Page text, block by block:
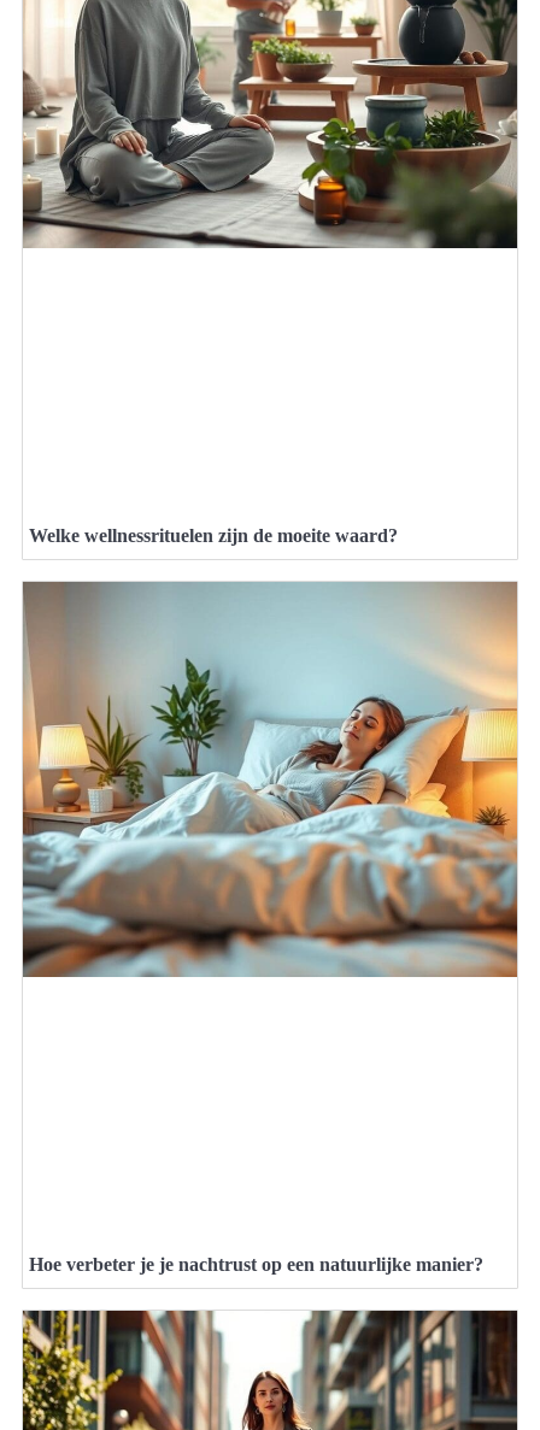
Welke wellnessrituelen zijn de moeite waard?
Hoe verbeter je je nachtrust op een natuurlijke manier?